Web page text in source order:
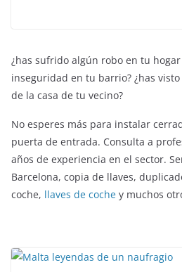
¿has sufrido algún robo en tu
inseguridad en tu barrio? ¿has
de la casa de tu vecino?
No esperes más para instalar
puerta de entrada. Consulta a
años de experiencia en el sector.
Barcelona, copia de llaves,
coche, llaves de coche y muchos